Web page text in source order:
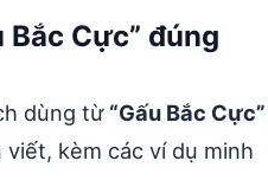
Bắc Cực” đúng
dùng từ “Gấu Bắc Cực”
kèm các ví dụ minh